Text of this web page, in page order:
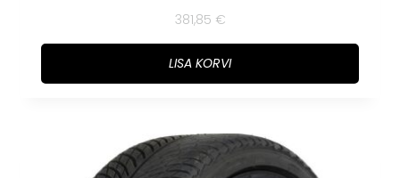
381,85 €
LISA KORVI